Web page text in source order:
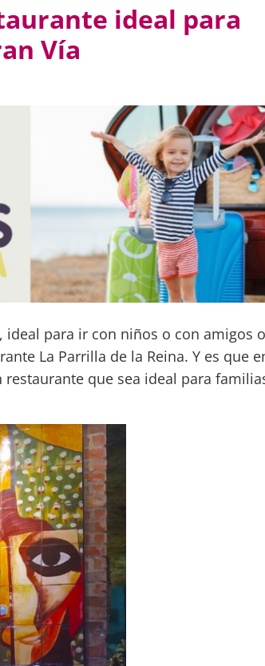
ideal para
Vía
para ir con niños o con amigos o
La Parrilla de la Reina. Y es que
que sea ideal para